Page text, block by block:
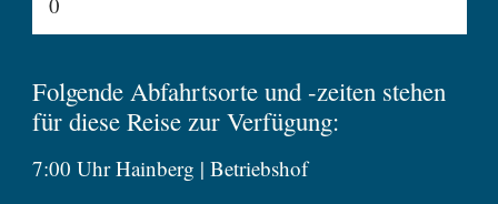
Folgende Abfahrtsorte und -zeiten stehen
für diese Reise zur Verfügung:
7:00 Uhr Hainberg | Betriebshof